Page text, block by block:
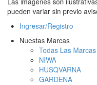
pueden variar sin previo
Ingresar/Registro
Nuestas Marcas
Todas Las Marcas
NIWA
HUSQVARNA
GARDENA